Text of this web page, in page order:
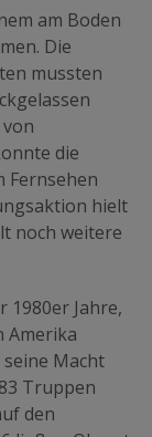
am Boden
Die
mussten
die
Fernsehen
hielt
noch weitere
1980er Jahre,
Amerika
Macht
Truppen
den